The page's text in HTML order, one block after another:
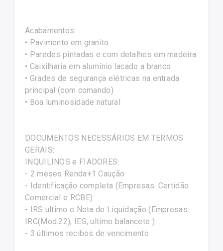
Acabamentos:
• Pavimento em granito
• Paredes pintadas e com detalhes em madeira
• Caixilharia em alumínio lacado a branco
• Grades de segurança elétricas na entrada
principal (com comando)
• Boa luminosidade natural
DOCUMENTOS NECESSÁRIOS EM TERMOS
GERAIS:
INQUILINOS e FIADORES:
- 2 meses Renda+1 Caução
- Identificação completa (Empresas: Certidão
Comercial e RCBE)
- IRS ultimo e Nota de Liquidação (Empresas:
IRC(Mod.22), IES, ultimo balancete )
- 3 últimos recibos de vencimento